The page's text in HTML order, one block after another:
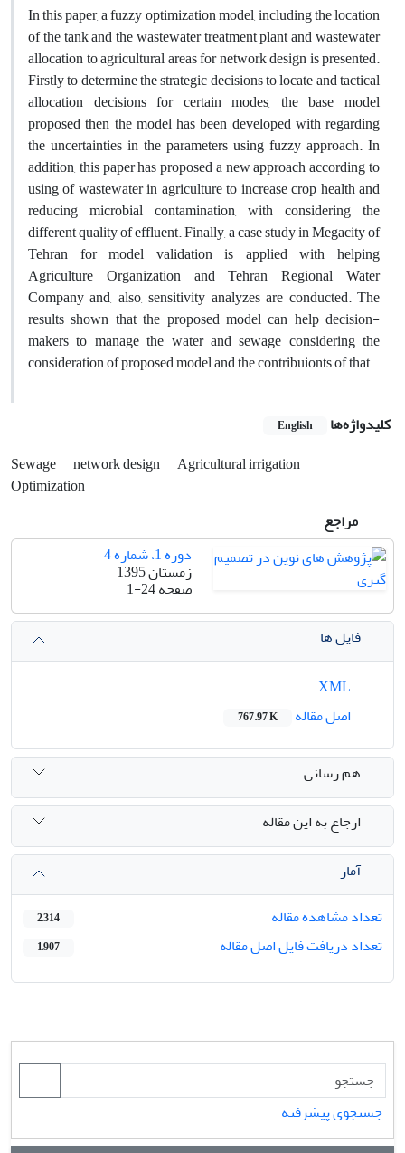
In this paper, a fuzzy optimization model, including the location
of the tank and the wastewater treatment plant and wastewater
allocation to agricultural areas for network design is presented.
Firstly to determine the strategic decisions to locate and tactical
allocation decisions for certain modes, the base model
proposed then the model has been developed with regarding
the uncertainties in the parameters using fuzzy approach. In
addition, this paper has proposed a new approach according to
using of wastewater in agriculture to increase crop health and
reducing microbial contamination, with considering the
different quality of effluent. Finally, a case study in Megacity of
Tehran for model validation is applied with helping
Agriculture Organization and Tehran Regional Water
Company and, also, sensitivity analyzes are conducted. The
results shown that the proposed model can help decision-
makers to manage the water and sewage considering the
consideration of proposed model and the contribuionts of that.
کلیدواژه‌ها English
Sewage network design
Agricultural irrigation
Optimization
مراجع
دوره 1، شماره 4
زمستان 1395
صفحه1-24
فایل ها
اصل مقاله
767.97 K
هم رسانی
ارجاع به این مقاله
آمار
تعداد مشاهده مقاله
2,314
تعداد دریافت فایل اصل مقاله 1,907
جستجوی پیشرفته